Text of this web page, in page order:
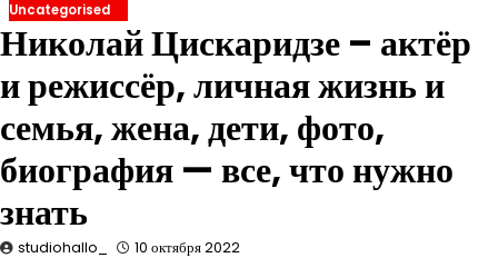
Uncategorised
Николай Цискаридзе – актёр
и режиссёр, личная жизнь и
семья, жена, дети, фото,
биография — все, что нужно
знать
studiohallo_ 10 октября 2022